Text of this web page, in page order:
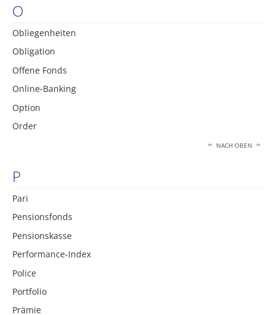
O
Obliegenheiten
Obligation
Offene Fonds
Online-Banking
Option
Order
NACH OBEN
P
Pari
Pensionsfonds
Pensionskasse
Performance-Index
Police
Portfolio
Prämie